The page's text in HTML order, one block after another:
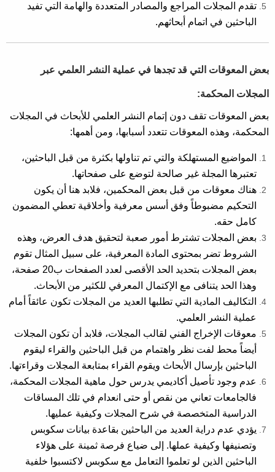
تقدم المجلات المراجع والمصادر المتعددة والهامة التي تفيد
الباحثين في اتمام أبحاثهم.
بعض المعوقات التي قد تجدها في عملية النشر العلمي عبر
المجلات المحكمة:
بعض المعوقات تقف دون إتمام النشر العلمي للأبحاث في المجلات
المحكمة، وهذه المعوقات تتعدد أسبابها، ومن أهمها:
المواضيع المستهلكة والتي تم تناولها بكثرة من قبل الباحثين،
تعتبرها المجلة غير صالحة لتوضع على صفحاتها.
هناك معوقات من قبل بعض المحكمين، فلابد هنا أن يكون
التحكيم مضبوطاً وفق أسس معرفية وأخلاقية تعطي المضمون
كامل حقه.
بعض المجلات تشترط أمور صعبة لتحقيق هدف العرض، وهذه
الشروط تضر بمحتوى المادة المعرفية، على سبيل المثال تقوم
بعض المجلات بتحديد الحد الأقصى لعدد الصفحات ب20 صفحة،
وهذا الحد يتنافى مع الإكتمال المعرفي للكثير من الأبحاث.
التكاليف المادية التي تطلبها العديد من المجلات تكون عائقاً أمام
عملية النشر العلمي.
معوقات الإخراج الفني لقالب المجلات، فلابد أن تكون المجلات
أيضاً محط لفت نظر واهتمام من قبل الباحثين والقراء ليقوم
الباحثين بإرسال الأبحاث ويقوم القراء بمتابعة المجلات وقراءتها.
عدم وجود تأصيل أكاديمي يدرس حول ماهية المجلات المحكمة،
فالجامعات تعاني من نقص أو حتى انعدام في تلك المساقات
الدراسية المتخصصة في شرح المجلات وكيفية عمليها.
يؤدي عدم دراية العديد من الباحثين بقاعدة بيانات سكوبس
وتصنيفها وكيفية عملها. إلى ضياع فرصة ثمينة على هؤلاء
الباحثين الذين لو تعلموا التعامل مع سكوبس لاكتسبوا خلفية